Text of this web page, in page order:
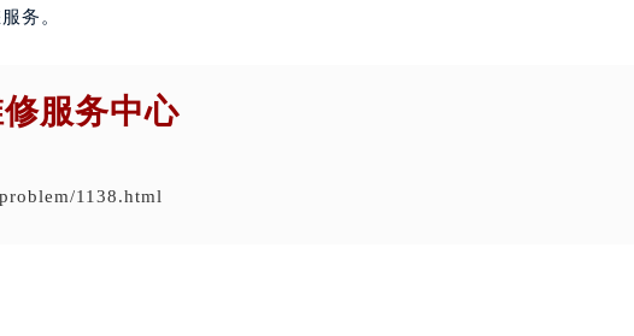
务。
服务中心
1138.html